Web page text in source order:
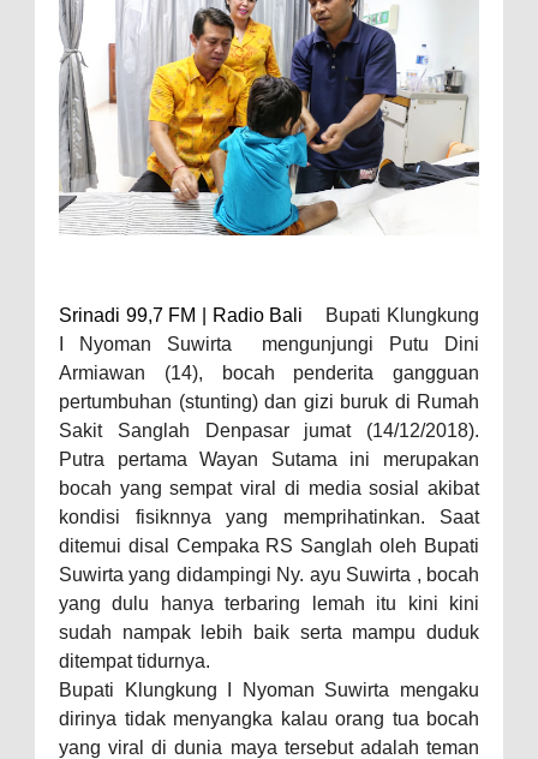
Srinadi 99,7 FM | Radio Bali Bupati Klungkung
I Nyoman Suwirta mengunjungi Putu Dini
Armiawan (14), bocah penderita gangguan
pertumbuhan (stunting) dan gizi buruk di Rumah
Sakit Sanglah Denpasar jumat (14/12/2018).
Putra pertama Wayan Sutama ini merupakan
bocah yang sempat viral di media sosial akibat
kondisi fisiknnya yang memprihatinkan. Saat
ditemui disal Cempaka RS Sanglah oleh Bupati
Suwirta yang didampingi Ny. ayu Suwirta , bocah
yang dulu hanya terbaring lemah itu kini kini
sudah nampak lebih baik serta mampu duduk
ditempat tidurnya.
Bupati Klungkung I Nyoman Suwirta mengaku
dirinya tidak menyangka kalau orang tua bocah
yang viral di dunia maya tersebut adalah teman